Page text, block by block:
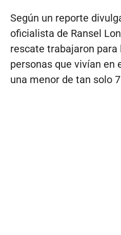
Según un reporte
oficialista de Ransel
rescate trabajaron
personas que vivían en
una menor de tan solo